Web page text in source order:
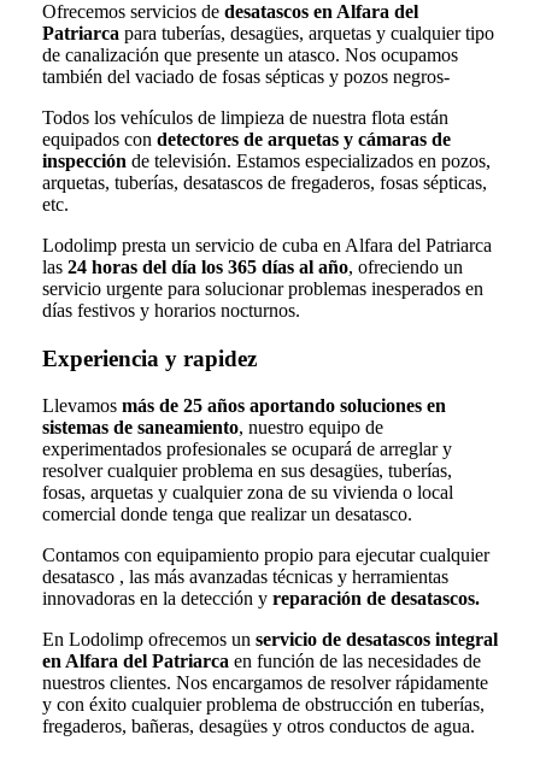
Ofrecemos servicios de desatascos en Alfara del
Patriarca para tuberías, desagües, arquetas y cualquier tipo
de canalización que presente un atasco. Nos ocupamos
también del vaciado de fosas sépticas y pozos negros-
Todos los vehículos de limpieza de nuestra flota están
equipados con detectores de arquetas y cámaras de
inspección de televisión. Estamos especializados en pozos,
arquetas, tuberías, desatascos de fregaderos, fosas sépticas,
etc.
Lodolimp presta un servicio de cuba en Alfara del Patriarca
las24 horas del día los 365 días al año, ofreciendo un
servicio urgente para solucionar problemas inesperados en
días festivos y horarios nocturnos.
Experiencia y rapidez
Llevamos más de 25 años aportando soluciones en
sistemas de saneamiento, nuestro equipo de
experimentados profesionales se ocupará de arreglar y
resolver cualquier problema en sus desagües, tuberías,
fosas, arquetas y cualquier zona de su vivienda o local
comercial donde tenga que realizar un desatasco.
Contamos con equipamiento propio para ejecutar cualquier
desatasco , las más avanzadas técnicas y herramientas
innovadoras en la detección y reparación de desatascos.
En Lodolimp ofrecemos un servicio de desatascos integral
en Alfara del Patriarca en función de las necesidades de
nuestros clientes. Nos encargamos de resolver rápidamente
y con éxito cualquier problema de obstrucción en tuberías,
fregaderos, bañeras, desagües y otros conductos de agua.